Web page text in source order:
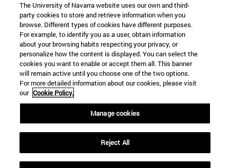
The University of Navarra website uses our own and third-
party cookies to store and retrieve information when you
browse. Different types of cookies have different purposes.
For example, to identify you as a user, obtain information
about your browsing habits respecting your privacy, or
personalize how the content is displayed. You can select the
cookies you want to enable or accept them all. This banner
will remain active until you choose one of the two options.
For more detailed information about our cookies, please visit
our Cookie Policy.
Manage cookies
Reject All